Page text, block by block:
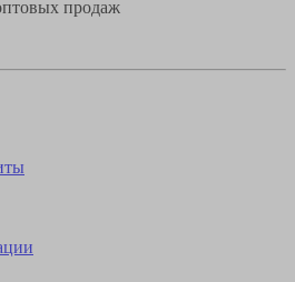
продаж